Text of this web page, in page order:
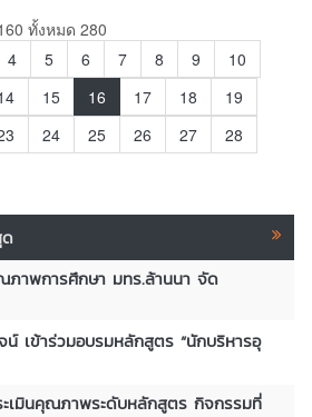
ทั้งหมด 280
4 5 6 7 8 9
10
15 16 17 18
19
24 25 26 27
28
ภาพการศึกษา มทร.ล้านนา จัด
น์ เข้าร่วมอบรมหลักสูตร “นักบริหารอุ
ะเมินคุณภาพระดับหลักสูตร กิจกรรมที่